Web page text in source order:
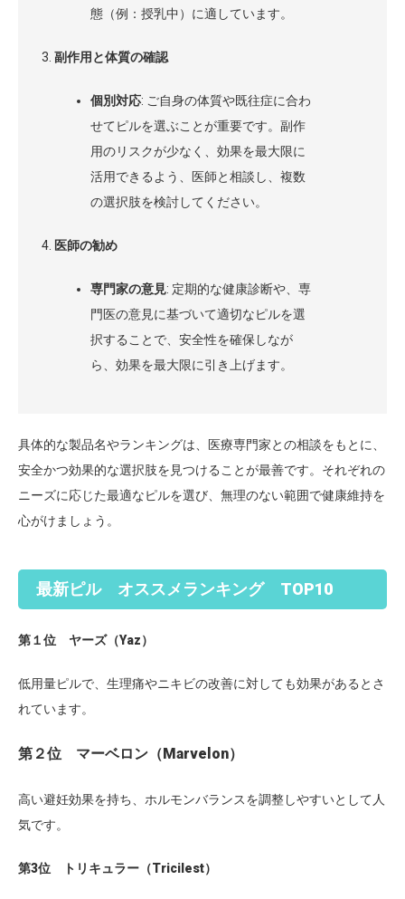
態（例：授乳中）に適しています。
副作用と体質の確認
個別対応: ご自身の体質や既往症に合わ
せてピルを選ぶことが重要です。副作
用のリスクが少なく、効果を最大限に
活用できるよう、医師と相談し、複数
の選択肢を検討してください。
医師の勧め
専門家の意見: 定期的な健康診断や、専
門医の意見に基づいて適切なピルを選
択することで、安全性を確保しなが
ら、効果を最大限に引き上げます。
具体的な製品名やランキングは、医療専門家との相談をもとに、
安全かつ効果的な選択肢を見つけることが最善です。それぞれの
ニーズに応じた最適なピルを選び、無理のない範囲で健康維持を
心がけましょう。
最新ピル オススメランキング TOP10
第１位 ヤーズ（Yaz）
低用量ピルで、生理痛やニキビの改善に対しても効果があるとさ
れています。
第２位 マーベロン（Marvelon）
高い避妊効果を持ち、ホルモンバランスを調整しやすいとして人
気です。
第3位 トリキュラー（Tricilest）